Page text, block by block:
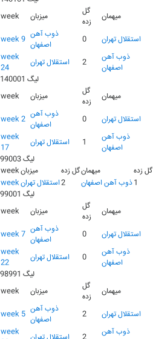
week
میزبان
گل
زده
میهمان
week 9 ذوب آهن
اصفهان
0 استقلال تهران
week
24
استقلال تهران 2
ذوب آهن
اصفهان
لیگ 140001
week
میزبان
گل
زده
میهمان
week 2 ذوب آهن
اصفهان
0 استقلال تهران
week
17
استقلال تهران 1
ذوب آهن
اصفهان
لیگ 99003
weekمیزبان گل زدهمیهمان گل زده
weekاستقلال تهران2 ذوب آهن اصفهان1
لیگ 99001
week
میزبان
گل
زده
میهمان
week 7 ذوب آهن
اصفهان
0 استقلال تهران
week
22
استقلال تهران 0
ذوب آهن
اصفهان
لیگ 98991
week
میزبان
گل
زده
میهمان
week 5 ذوب آهن
اصفهان
2 استقلال تهران
week
ذوب آهن